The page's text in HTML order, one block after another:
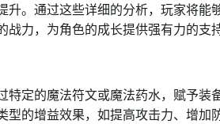
。通过这些详细的分析，玩家将能
力，为角色的成长提供强有力的支持
特定的魔法符文或魔法药水，赋予装
型的增益效果，如提高攻击力、增加